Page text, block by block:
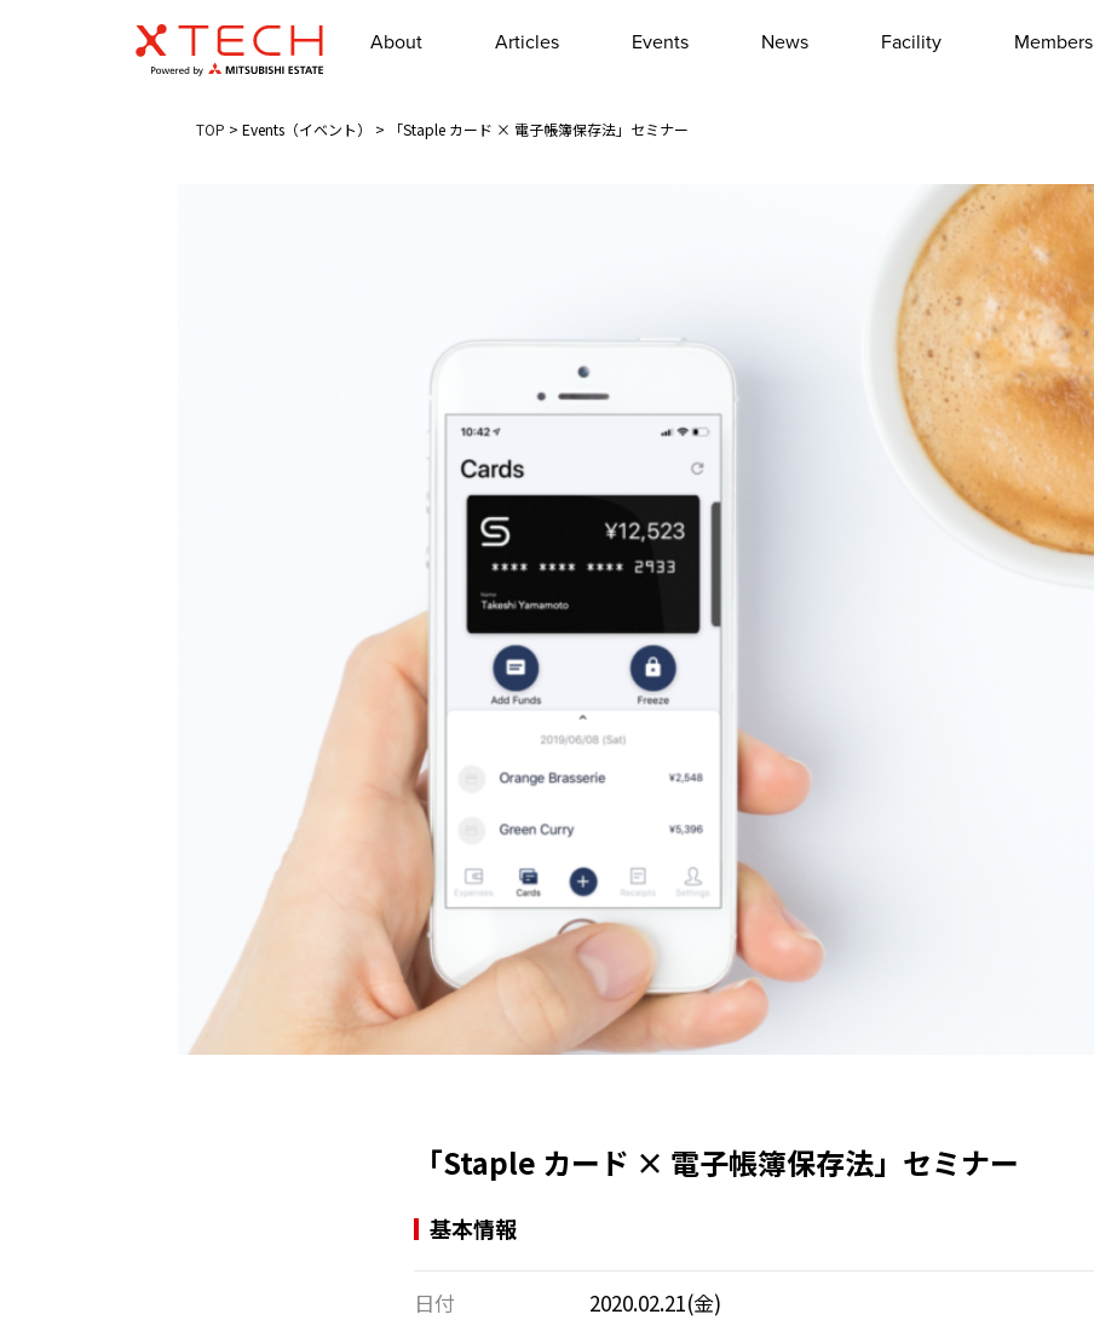
About Articles Events News Facility Members
TOP > Events（イベント） > 「Staple カード × 電子帳簿保存法」セミナー
「Staple カード × 電子帳簿保存法」セミナー
基本情報
日付 2020.02.21(金)